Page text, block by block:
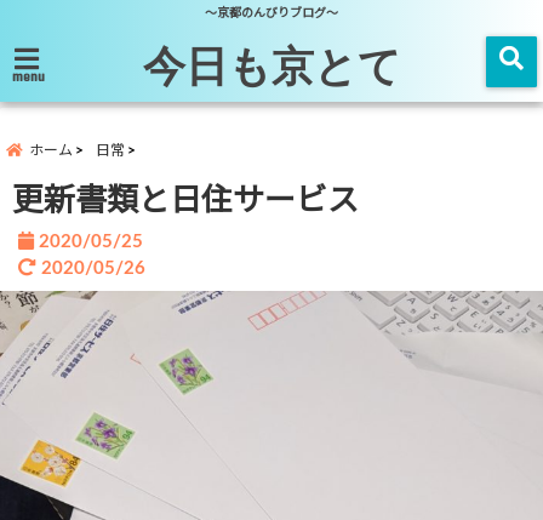
～京都のんびりブログ～
menu 今日も京とて
ホーム 日常
更新書類と日住サービス
2020/05/25
2020/05/26